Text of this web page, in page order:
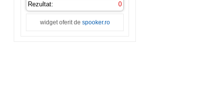
Rezultat: 0
widget oferit de spooker.ro